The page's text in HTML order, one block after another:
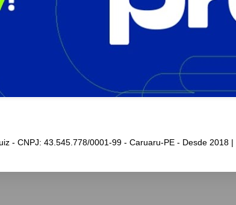
- CNPJ: 43.545.778/0001-99 - Caruaru-PE - Desde 2018